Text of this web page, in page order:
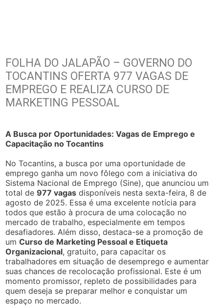
FOLHA DO JALAPÃO – GOVERNO DO
TOCANTINS OFERTA 977 VAGAS DE
EMPREGO E REALIZA CURSO DE
MARKETING PESSOAL
A Busca por Oportunidades: Vagas de Emprego e
Capacitação no Tocantins
No Tocantins, a busca por uma oportunidade de
emprego ganha um novo fôlego com a iniciativa do
Sistema Nacional de Emprego (Sine), que anunciou um
total de977 vagas disponíveis nesta sexta-feira, 8 de
agosto de 2025. Essa é uma excelente notícia para
todos que estão à procura de uma colocação no
mercado de trabalho, especialmente em tempos
desafiadores. Além disso, destaca-se a promoção de
umCurso de Marketing Pessoal e Etiqueta
Organizacional, gratuito, para capacitar os
trabalhadores em situação de desemprego e aumentar
suas chances de recolocação profissional. Este é um
momento promissor, repleto de possibilidades para
quem deseja se preparar melhor e conquistar um
espaço no mercado.